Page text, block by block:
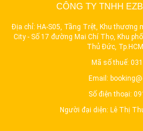
CÔNG TY TNHH
Địa chỉ: HA-S05, Tầng Trệt, Khu thương
City - Số 17 đường Mai Chí Thọ, Khu
Thủ Đức,
Mã số thuế:
Email:
Số điện thoại:
Người đại diện: Lê Thị